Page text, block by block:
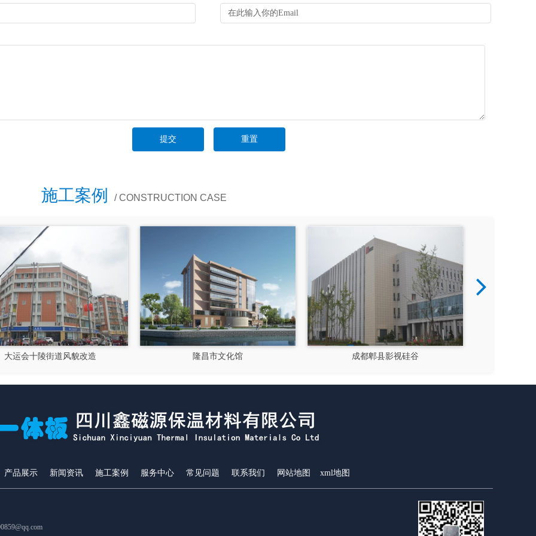
施工案例 / CONSTRUCTION CASE
大运会十陵街道风貌改造 隆昌市文化馆 成都郫县影视硅谷
产品展示 新闻资讯 施工案例 服务中心 常见问题 联系我们 网站地图 xml地图